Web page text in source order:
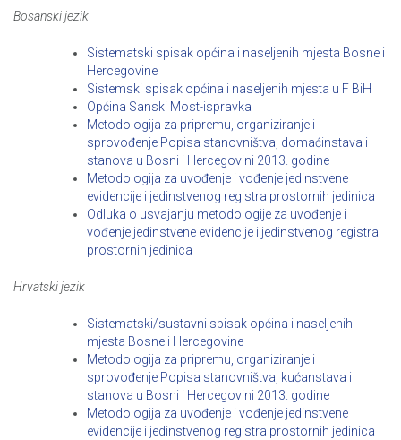
Bosanski jezik
Sistematski spisak općina i naseljenih mjesta Bosne i
Hercegovine
Sistemski spisak općina i naseljenih mjesta u F BiH
Općina Sanski Most-ispravka
Metodologija za pripremu, organiziranje i
sprovođenje Popisa stanovništva, domaćinstava i
stanova u Bosni i Hercegovini 2013. godine
Metodologija za uvođenje i vođenje jedinstvene
evidencije i jedinstvenog registra prostornih jedinica
Odluka o usvajanju metodologije za uvođenje i
vođenje jedinstvene evidencije i jedinstvenog registra
prostornih jedinica
Hrvatski jezik
Sistematski/sustavni spisak općina i naseljenih
mjesta Bosne i Hercegovine
Metodologija za pripremu, organiziranje i
sprovođenje Popisa stanovništva, kućanstava i
stanova u Bosni i Hercegovini 2013. godine
Metodologija za uvođenje i vođenje jedinstvene
evidencije i jedinstvenog registra prostornih jedinica